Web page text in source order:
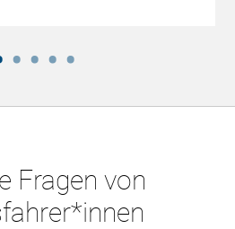
Fragen von